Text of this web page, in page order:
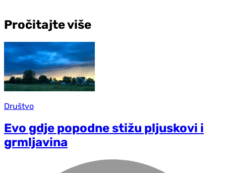
Pročitajte više
Društvo
Evo gdje popodne stižu pljuskovi i
grmljavina